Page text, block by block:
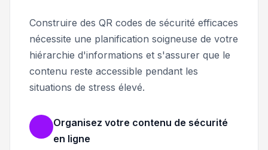
Construire des QR codes de sécurité efficaces
nécessite une planification soigneuse de votre
hiérarchie d'informations et s'assurer que le
contenu reste accessible pendant les
situations de stress élevé.
Organisez votre contenu de sécurité
en ligne